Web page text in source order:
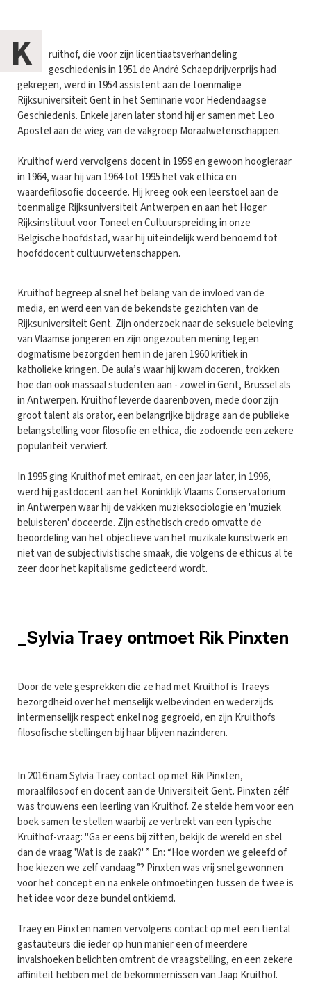
K
ruithof, die voor zijn licentiaatsverhandeling
geschiedenis in 1951 de André Schaepdrijverprijs had
gekregen, werd in 1954 assistent aan de toenmalige
Rijksuniversiteit Gent in het Seminarie voor Hedendaagse
Geschiedenis. Enkele jaren later stond hij er samen met Leo
Apostel aan de wieg van de vakgroep Moraalwetenschappen.
Kruithof werd vervolgens docent in 1959 en gewoon hoogleraar
in 1964, waar hij van 1964 tot 1995 het vak ethica en
waardefilosofie doceerde. Hij kreeg ook een leerstoel aan de
toenmalige Rijksuniversiteit Antwerpen en aan het Hoger
Rijksinstituut voor Toneel en Cultuurspreiding in onze
Belgische hoofdstad, waar hij uiteindelijk werd benoemd tot
hoofddocent cultuurwetenschappen.
Kruithof begreep al snel het belang van de invloed van de
media, en werd een van de bekendste gezichten van de
Rijksuniversiteit Gent. Zijn onderzoek naar de seksuele beleving
van Vlaamse jongeren en zijn ongezouten mening tegen
dogmatisme bezorgden hem in de jaren 1960 kritiek in
katholieke kringen. De aula’s waar hij kwam doceren, trokken
hoe dan ook massaal studenten aan - zowel in Gent, Brussel als
in Antwerpen. Kruithof leverde daarenboven, mede door zijn
groot talent als orator, een belangrijke bijdrage aan de publieke
belangstelling voor filosofie en ethica, die zodoende een zekere
populariteit verwierf.
In 1995 ging Kruithof met emiraat, en een jaar later, in 1996,
werd hij gastdocent aan het Koninklijk Vlaams Conservatorium
in Antwerpen waar hij de vakken muzieksociologie en 'muziek
beluisteren' doceerde. Zijn esthetisch credo omvatte de
beoordeling van het objectieve van het muzikale kunstwerk en
niet van de subjectivistische smaak, die volgens de ethicus al te
zeer door het kapitalisme gedicteerd wordt.
_Sylvia Traey ontmoet Rik Pinxten
Door de vele gesprekken die ze had met Kruithof is Traeys
bezorgdheid over het menselijk welbevinden en wederzijds
intermenselijk respect enkel nog gegroeid, en zijn Kruithofs
filosofische stellingen bij haar blijven nazinderen.
In 2016 nam Sylvia Traey contact op met Rik Pinxten,
moraalfilosoof en docent aan de Universiteit Gent. Pinxten zélf
was trouwens een leerling van Kruithof. Ze stelde hem voor een
boek samen te stellen waarbij ze vertrekt van een typische
Kruithof-vraag: "Ga er eens bij zitten, bekijk de wereld en stel
dan de vraag 'Wat is de zaak?' ” En: “Hoe worden we geleefd of
hoe kiezen we zelf vandaag”? Pinxten was vrij snel gewonnen
voor het concept en na enkele ontmoetingen tussen de twee is
het idee voor deze bundel ontkiemd.
Traey en Pinxten namen vervolgens contact op met een tiental
gastauteurs die ieder op hun manier een of meerdere
invalshoeken belichten omtrent de vraagstelling, en een zekere
affiniteit hebben met de bekommernissen van Jaap Kruithof.